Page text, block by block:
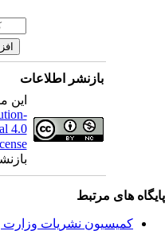
بازنشر اطلاعات
این
4.0
های مرتبط
کمیسیون نشریات وزارت